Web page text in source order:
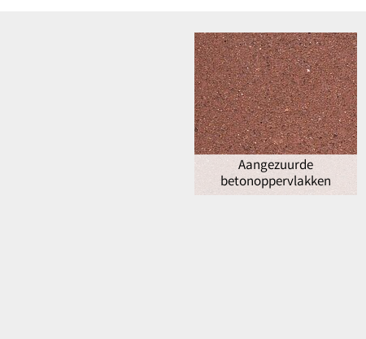
Aangezuurde
betonoppervlakken